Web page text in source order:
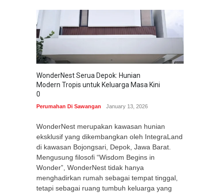
WonderNest Serua Depok: Hunian
Modern Tropis untuk Keluarga Masa Kini
0
Perumahan Di Sawangan January 13, 2026
WonderNest merupakan kawasan hunian
eksklusif yang dikembangkan oleh IntegraLand
di kawasan Bojongsari, Depok, Jawa Barat.
Mengusung filosofi “Wisdom Begins in
Wonder”, WonderNest tidak hanya
menghadirkan rumah sebagai tempat tinggal,
tetapi sebagai ruang tumbuh keluarga yang